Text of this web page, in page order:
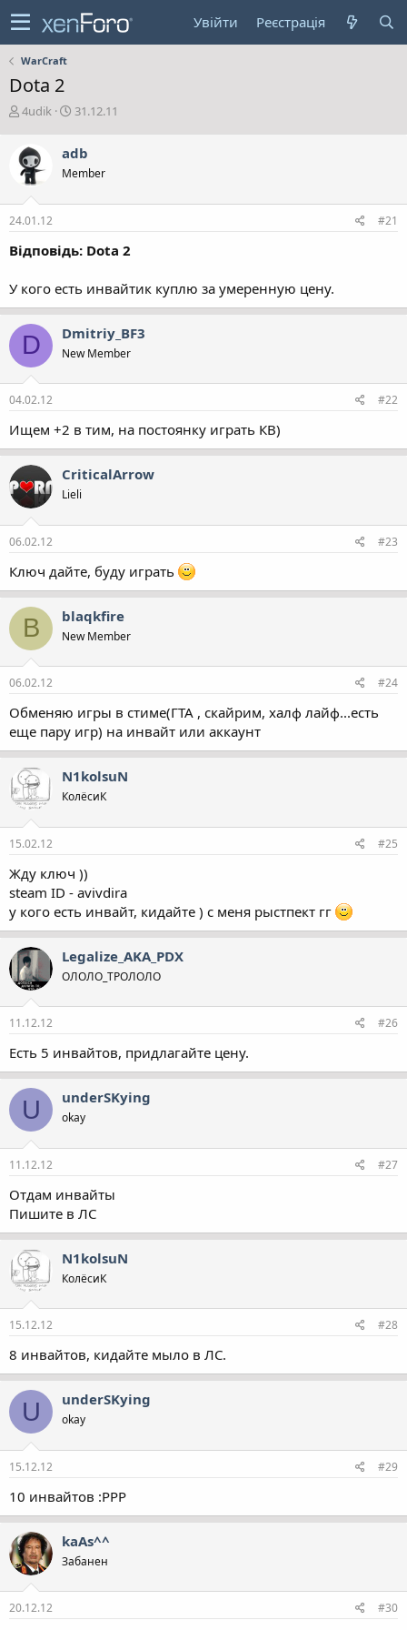
Увійти Реєстрація
WarCraft
Dota 2
А
о
р
е
м
4udik
Д
а
с
в
е
н
я
31.12.11
adb
Member
24.01.12 #21
Відповідь: Dota 2
У кого есть инвайтик куплю за умеренную цену.
D Dmitriy_BF3
New Member
04.02.12 #22
Ищем +2 в тим, на постоянку играть КВ)
CriticalArrow
Lieli
06.02.12 #23
Ключ дайте, буду играть
B blaqkfire
New Member
06.02.12 #24
Обменяю игры в стиме(ГТА , скайрим, халф лайф...есть
еще пару игр) на инвайт или аккаунт
N1kolsuN
КолёсиК
15.02.12 #25
Жду ключ ))
steam ID - avivdira
у кого есть инвайт, кидайте ) с меня рыстпект гг
Legalize_AKA_PDX
ОЛОЛО_ТРОЛОЛО
11.12.12 #26
Есть 5 инвайтов, придлагайте цену.
U underSKying
okay
11.12.12 #27
Отдам инвайты
Пишите в ЛС
N1kolsuN
КолёсиК
15.12.12 #28
8 инвайтов, кидайте мыло в ЛС.
U underSKying
okay
15.12.12 #29
10 инвайтов :РРР
kaAs^^
Забанен
20.12.12 #30